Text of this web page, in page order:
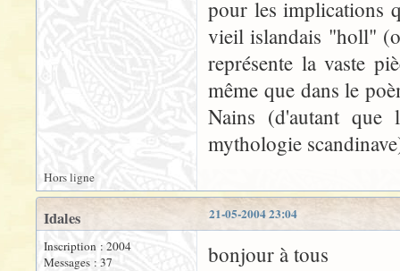
pour les implications
vieil islandais "holl"
représente la vaste
même que dans le
Nains (d'autant que
mythologie
Hors ligne
21-05-2004 23:04
Idales
Inscription : 2004
Messages : 37
bonjour à tous